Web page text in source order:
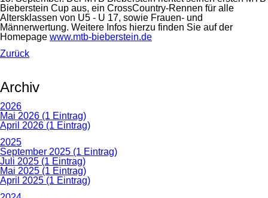
Bieberstein Cup aus, ein CrossCountry-Rennen für alle
Altersklassen von U5 - U 17, sowie Frauen- und
Männerwertung. Weitere Infos hierzu finden Sie auf der
Homepage www.mtb-bieberstein.de
Zurück
Archiv
2026
Mai 2026 (1 Eintrag)
April 2026 (1 Eintrag)
2025
September 2025 (1 Eintrag)
Juli 2025 (1 Eintrag)
Mai 2025 (1 Eintrag)
April 2025 (1 Eintrag)